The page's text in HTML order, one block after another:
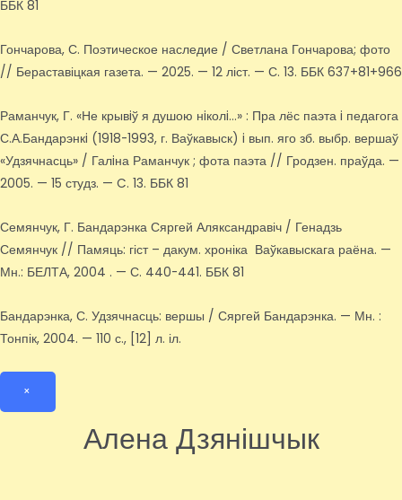
ББК 81
Гончарова, С. Поэтическое наследие / Светлана Гончарова; фото
// Бераставіцкая газета. — 2025. — 12 ліст. — С. 13. ББК 637+81+966
Раманчук, Г. «Не крывiў я душою нiколi…» : Пра лёс паэта i педагога
С.А.Бандарэнкi (1918-1993, г. Ваўкавыск) i вып. яго зб. выбр. вершаў
«Удзячнасць» / Галiна Раманчук ; фота паэта // Гродзен. праўда. —
2005. — 15 студз. — C. 13. ББК 81
Семянчук, Г. Бандарэнка Сяргей Аляксандравіч / Генадзь
Семянчук // Памяць: гіст – дакум. хроніка Ваўкавыскага раёна. —
Мн.: БЕЛТА, 2004 . — С. 440-441. ББК 81
Бандарэнка, С. Удзячнасць: вершы / Сяргей Бандарэнка. — Мн. :
Тонпік, 2004. — 110 с., [12] л. іл.
×
Алена Дзянішчык